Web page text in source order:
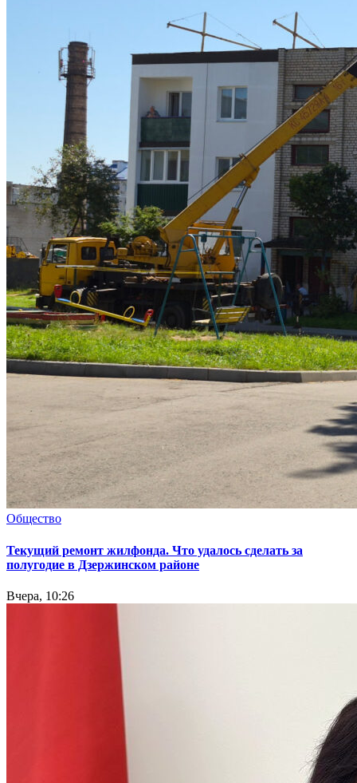
Общество
Текущий ремонт жилфонда. Что удалось сделать за
полугодие в Дзержинском районе
Вчера, 10:26